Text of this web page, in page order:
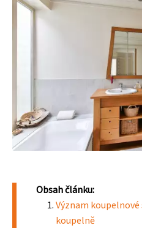
Obsah článku:
Význam
koupelně